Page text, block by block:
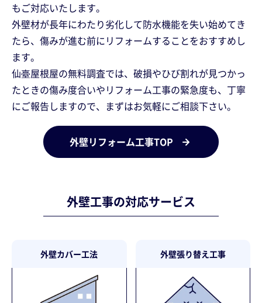
もご対応いたします。
外壁材が長年にわたり劣化して防水機能を失い始めてき
たら、傷みが進む前にリフォームすることをおすすめし
ます。
仙臺屋根屋の無料調査では、破損やひび割れが見つかっ
たときの傷み度合いやリフォーム工事の緊急度も、丁寧
にご報告しますので、まずはお気軽にご相談下さい。
外壁リフォーム工事TOP
外壁工事の対応サービス
外壁カバー工法 外壁張り替え工事